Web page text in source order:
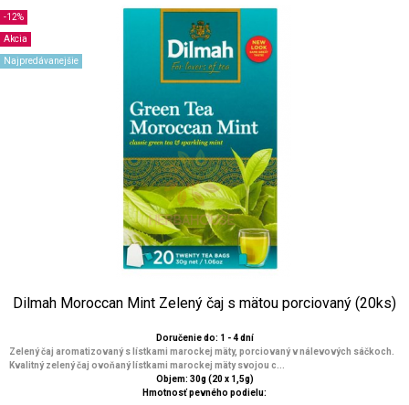
-12%
Akcia
Najpredávanejšie
Dilmah Moroccan Mint Zelený čaj s mätou porciovaný (20ks)
Doručenie do: 1 - 4 dní
Zelený čaj aromatizovaný s lístkami marockej mäty, porciovaný v nálevových sáčkoch.
Kvalitný zelený čaj ovoňaný lístkami marockej mäty svojou c...
Objem: 30g (20 x 1,5g)
Hmotnosť pevného podielu: